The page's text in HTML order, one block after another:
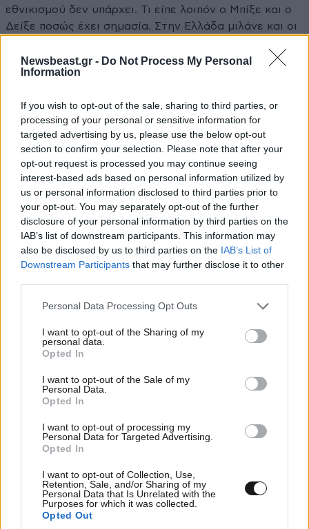
Newsbeast.gr - Do Not Process My Personal
Information
If you wish to opt-out of the sale, sharing to third parties, or
processing of your personal or sensitive information for
targeted advertising by us, please use the below opt-out
section to confirm your selection. Please note that after your
opt-out request is processed you may continue seeing
interest-based ads based on personal information utilized by
us or personal information disclosed to third parties prior to
your opt-out. You may separately opt-out of the further
disclosure of your personal information by third parties on the
IAB’s list of downstream participants. This information may
also be disclosed by us to third parties on the IAB’s List of
Downstream Participants that may further disclose it to other
Please note that this website/app uses one or more Google
not limited to your visit or usage behaviour. You may click to
grant or deny consent to Google and its third-party tags to
use your data for below specified purposes in below Google
consent section.
Personal Data Processing Opt Outs
I want to opt-out of the Sharing of my
personal data.
Opted In
I want to opt-out of the Sale of my
Personal Data.
Opted In
I want to opt-out of processing my
Personal Data for Targeted Advertising.
Opted In
I want to opt-out of Collection, Use,
Retention, Sale, and/or Sharing of my
Personal Data that Is Unrelated with the
Purposes for which it was collected.
Opted Out
εθνικισμού δεν υπάρχει. Τι είπε λοιπόν ο Μπίξε και ο
Δείξε ποσώς έχει σημασία. Στην Ελλάδα μιλάνε και οι
αντάξιοι αυτής της κληρονομιάς...!!!
Χριστίνα Δ. 05·11·2011 13:11
Ντροπή σε όλους εσάς τους δήθεν προοδευτικούς
που αποκαλείτε ρατσιστή όποιον περήφανα δηλώνει
"ΝΑΙ ΡΕ ΛΑΤΡΕΥΩ ΠΟΥ ΕΙΜΑΙ ΕΛΛΗΝΑΣ. Με τα
ελατώμματα και τα προτερήματα μας." Και μου αρέσει
που όλος ο υπόλοιπος κόσμος γκρινιάζει και βρίζει
γιατί δεν αντέχει άλλο το πιάσιμο στο λαιμό του... Να
μας κοιτάει απο χαμηλά!!!! Ναι είμαστε Έλληνες και
Απαντήστε
Βασίλειος ο Β
Οι Έλληνες είναι Έλληνες, οι Κινέζοι είναι Κινέζοι και
οι Ιάπωνες είναι Ιάπωνες.Σε λίγο θα μας πούν ότι οι
Ιάπωνες είναι απόγονοι των βίκινγκς και οι Κινέζοι
των Αμερικανών.Για συνέλθετε εκεί στα οικονομικά
περιοδικά και αρχίστε να ασχολείστε με την οικονομία
και όχι με την βιολογία που δεν είναι ο τρομέας σας.